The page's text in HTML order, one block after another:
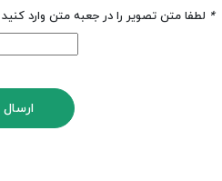
* لطفا متن تصویر را در جعبه متن وارد کنید
ارسال